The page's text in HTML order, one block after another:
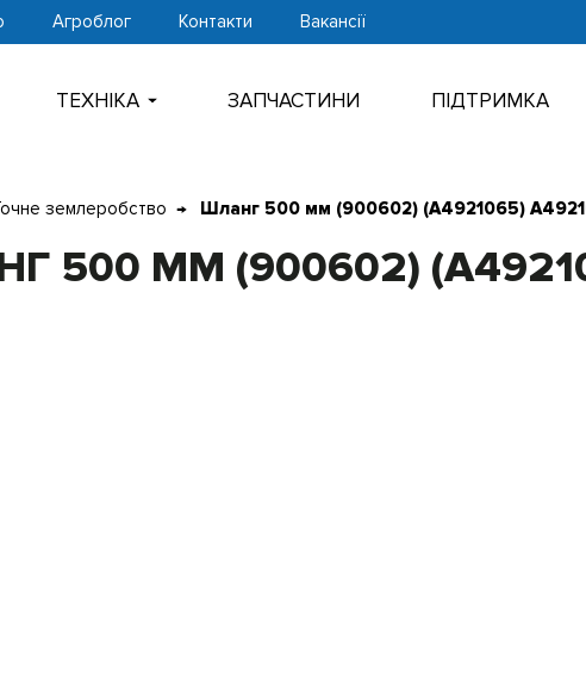
Агроблог Контакти Вакансії
ТЕХНIКА ЗАПЧАСТИНИ ПІДТРИМКА
землеробство Шланг 500 мм (900602) (A4921065)
500 ММ (900602)